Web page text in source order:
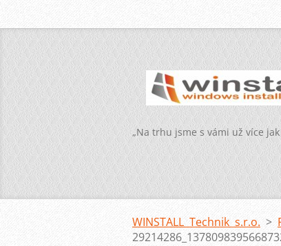
„Na trhu jsme s vámi už více jak
WINSTALL Technik s.r.o. >